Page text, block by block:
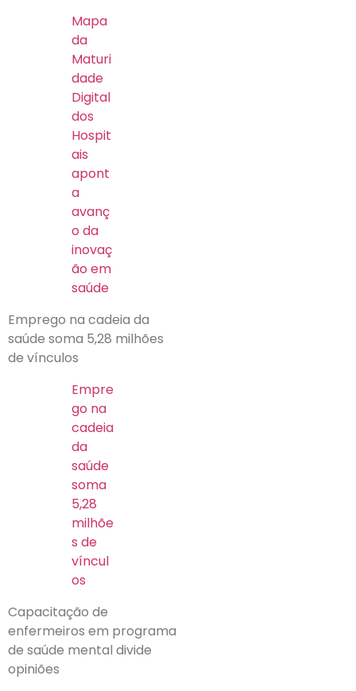
Mapa
da
Maturi
dade
Digital
dos
Hospit
ais
apont
a
avanç
o da
inovaç
ão em
saúde
Emprego na cadeia da
saúde soma 5,28 milhões
de vínculos
Empre
go na
cadeia
da
saúde
soma
5,28
milhõe
s de
víncul
os
Capacitação de
enfermeiros em programa
de saúde mental divide
opiniões